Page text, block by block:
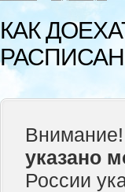
КАК
указано
России